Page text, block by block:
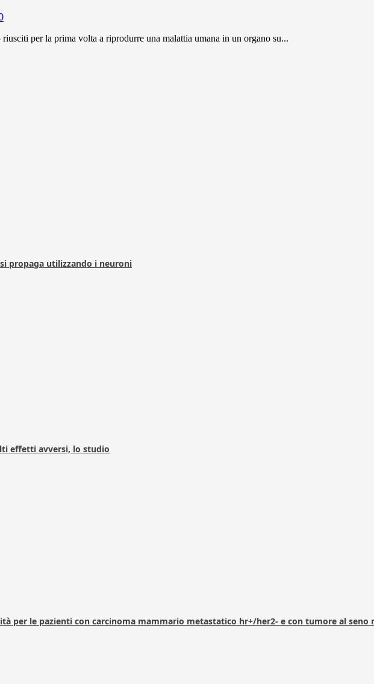
per la prima volta a riprodurre una malattia umana in un organo su...
propaga utilizzando i neuroni
effetti avversi, lo studio
per le pazienti con carcinoma mammario metastatico hr+/her2- e con tumore al